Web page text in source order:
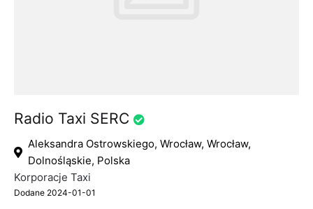
Radio Taxi SERC
Aleksandra Ostrowskiego, Wrocław, Wrocław,
Dolnośląskie, Polska
Korporacje Taxi
Dodane 2024-01-01